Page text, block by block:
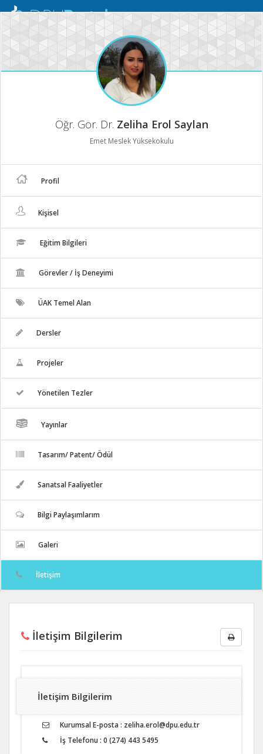
Mobil
Öğr. Gör. Dr. Zeliha Erol Saylan
Emet Meslek Yüksekokulu
Profil
Kişisel
Eğitim Bilgileri
Görevler / İş Deneyimi
ÜAK Temel Alan
Dersler
Projeler
Yönetilen Tezler
Yayınlar
Tasarım/ Patent/ Ödül
Sanatsal Faaliyetler
Bilgi Paylaşımlarım
Galeri
İletişim
İletişim Bilgilerim
İletişim Bilgilerim
Kurumsal E-posta : zeliha.erol@dpu.edu.tr
İş Telefonu : 0 (274) 443 5495